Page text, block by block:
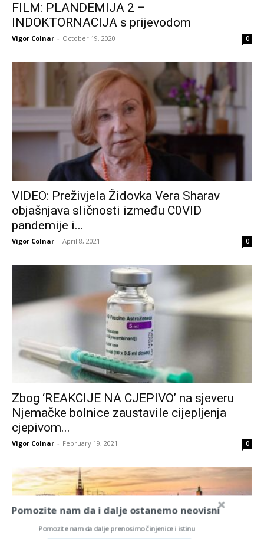
FILM: PLANDEMIJA 2 –
INDOKTORNACIJA s prijevodom
Vigor Colnar - October 19, 2020 0
VIDEO: Preživjela Židovka Vera Sharav
objašnjava sličnosti između C0VID
pandemije i...
Vigor Colnar - April 8, 2021 0
Zbog ‘REAKCIJE NA CJEPIVO’ na sjeveru
Njemačke bolnice zaustavile cijepljenja
cjepivom...
Vigor Colnar - February 19, 2021 0
Pomozite nam da i dalje ostanemo neovisni
Pomozite nam da dalje prenosimo činjenice i istinu